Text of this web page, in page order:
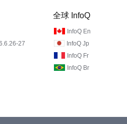
27
全球 InfoQ
InfoQ En
InfoQ Jp
InfoQ Fr
InfoQ Br